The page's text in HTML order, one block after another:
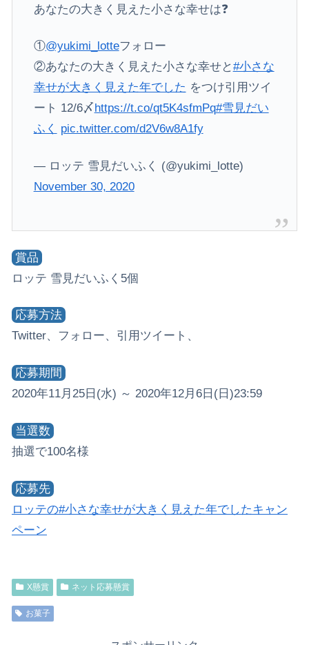
あなたの大きく見えた小さな幸せは❓
①@yukimi_lotteフォロー
②あなたの大きく見えた小さな幸せと#小さな
幸せが大きく見えた年でした をつけ引用ツイ
ート 12/6〆 https://t.co/qt5K4sfmPq#雪見だい
ふく
pic.twitter.com/d2V6w8A1fy
— ロッテ 雪見だいふく (@yukimi_lotte)
November 30, 2020
賞品
ロッテ 雪見だいふく5個
応募方法
Twitter、フォロー、引用ツイート、
応募期間
2020年11月25日(水) ～ 2020年12月6日(日)23:59
当選数
抽選で100名様
応募先
ロッテの#小さな幸せが大きく見えた年でしたキャン
ペーン
X懸賞 ネット応募懸賞
お菓子